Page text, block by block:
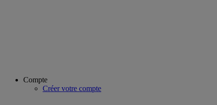
Compte
Créer votre compte